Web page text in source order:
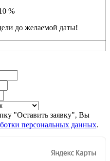
%
до желаемой даты!
"Оставить заявку", Вы
персональных данных.